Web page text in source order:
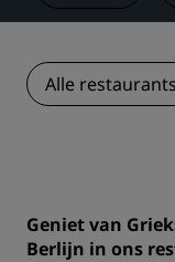
Alle
Geniet van
Berlijn in ons